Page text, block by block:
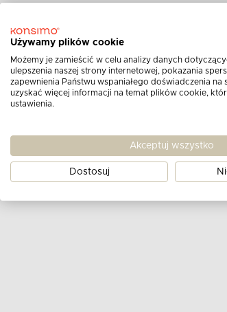
Używamy plików cookie
Możemy je zamieścić w celu analizy danych
ulepszenia naszej strony internetowej, pokazania
zapewnienia Państwu wspaniałego doświadczenia
uzyskać więcej informacji na temat plików cookie,
ustawienia.
Akceptuj wszystko
Dostosuj